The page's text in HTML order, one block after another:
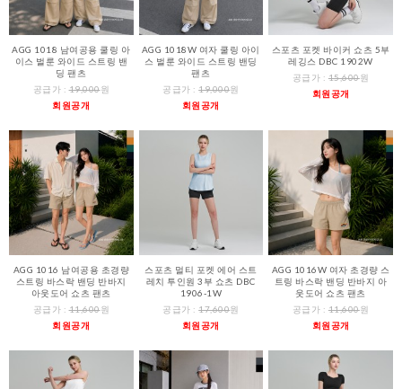
AGG 1018 남여공용 쿨링 아
이스 벌룬 와이드 스트링 밴
딩 팬츠
공급가 :19,000원
회원공개
AGG 1018W 여자 쿨링 아이
스 벌룬 와이드 스트링 밴딩
팬츠
공급가 :19,000원
회원공개
스포츠 포켓 바이커 쇼츠 5부
레깅스 DBC 1902W
공급가 : 15,600원
회원공개
AGG 1016 남여공용 초경량
스트링 바스락 밴딩 반바지
아웃도어 쇼츠 팬츠
공급가 :11,600원
회원공개
스포츠 멀티 포켓 에어 스트
레치 투인원 3부 쇼츠 DBC
1906-1W
공급가 :17,600원
회원공개
AGG 1016W 여자 초경량 스
트링 바스락 밴딩 반바지 아
웃도어 쇼츠 팬츠
공급가 : 11,600원
회원공개